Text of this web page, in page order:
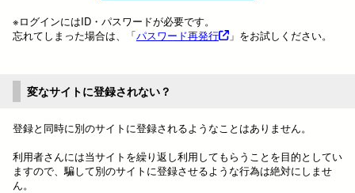
※ログインにはID・パスワードが必要です。
忘れてしまった場合は、「パスワード再発行 」をお試しください。
変なサイトに登録されない？
登録と同時に別のサイトに登録されるようなことはありません。
利用者さんには当サイトを繰り返し利用してもらうことを目的としてい
ますので、騙して別のサイトに登録させるような行為は絶対にしませ
ん。